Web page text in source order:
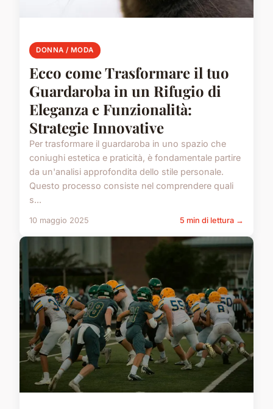
DONNA / MODA
Ecco come Trasformare il tuo
Guardaroba in un Rifugio di
Eleganza e Funzionalità:
Strategie Innovative
Per trasformare il guardaroba in uno spazio che
coniughi estetica e praticità, è fondamentale partire
da un'analisi approfondita dello stile personale.
Questo processo consiste nel comprendere quali
s...
10 maggio 2025 5 min di lettura →